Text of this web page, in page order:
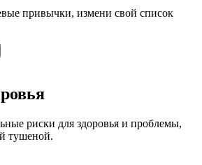
привычки, измени свой список
риски для здоровья и проблемы,
тушеной.